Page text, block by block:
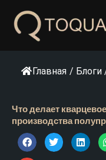
содержанию
Главная / Блоги
Что делает
производства